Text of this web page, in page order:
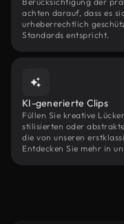
achten darauf, dass es
urheberrechtlich
Standards entspricht.
KI-generierte Clips
Füllen Sie kreative
stilisierten oder
die von unseren
Entdecken Sie mehr in